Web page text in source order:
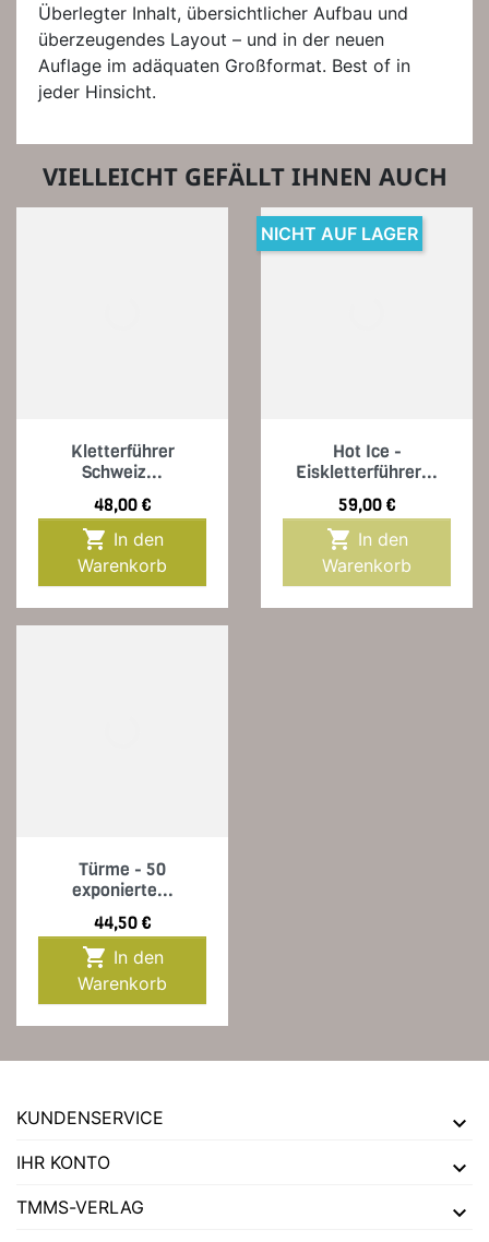
Überlegter Inhalt, übersichtlicher Aufbau und
überzeugendes Layout – und in der neuen
Auflage im adäquaten Großformat. Best of in
jeder Hinsicht.
VIELLEICHT GEFÄLLT IHNEN AUCH
Kletterführer
Schweiz...
Preis
48,00 €

Warenkorb
Hot Ice -
Eiskletterführer...
Preis
59,00 €

Warenkorb
NICHT AUF LAGER
Türme - 50
exponierte...
Preis
44,50 €

Warenkorb
KUNDENSERVICE
IHR KONTO
TMMS-VERLAG